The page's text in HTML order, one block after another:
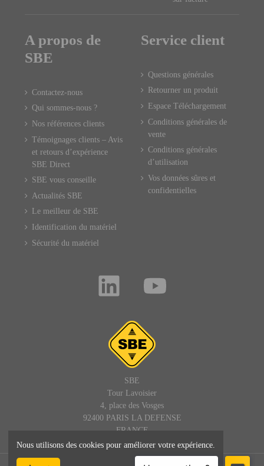
A propos de
SBE
Contactez-nous
Qui sommes-nous ?
Nos références clients
Témoignages clients – Avis
et retours d’expérience
SBE Direct
SBE vous conseille
Actualités SBE
Le meilleur de SBE
Identification du matériel
Sécurité du matériel
Service client
Questions générales
Retourner un produit
Espace Téléchargement
Conditions générales de
vente
Conditions générales
d’utilisation
Vos données sûres et
confidentielles
SBE
Tour Lavoisier
4, place des Vosges
92400 PARIS LA DEFENSE
FRANCE
Nous utilisons des cookies pour améliorer votre expérience.